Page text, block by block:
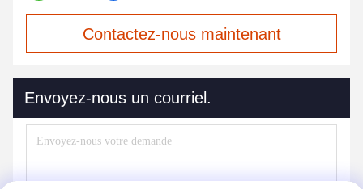
Contactez-nous maintenant
Envoyez-nous un courriel.